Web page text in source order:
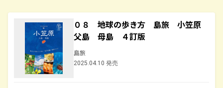
０８ 地球の歩き方 島旅 小笠原
父島 母島 ４訂版
島旅
2025.04.10 発売